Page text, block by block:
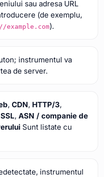
sau adresa URL
(de exemplu,
).
instrumentul va
de server.
, CDN, HTTP/3,
, ASN / companie de
Sunt listate cu
instrumentul